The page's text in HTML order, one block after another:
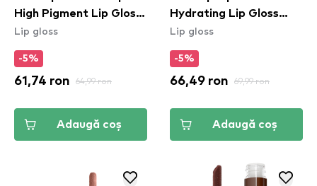
High Pigment Lip Gloss
- Brown Of Applause
Lip gloss
-5%
61,74 ron 64,99 ron
Adaugă coș
Hydrating Lip Gloss
Stain - 14 Mauve N'
Lip gloss
-5%
66,49 ron 69,99 ron
Adaugă coș